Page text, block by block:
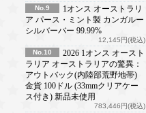
No.9
1オンス オーストラリ
ア パース・ミント製 カンガルー
シルバーバー 99.99%
12,145円(税込)
No.10
2026 1オンス オースト
ラリア オーストラリアの驚異：
アウトバック(内陸部荒野地帯)
金貨 100ドル (33mmクリアケー
ス付き) 新品未使用
783,446円(税込)